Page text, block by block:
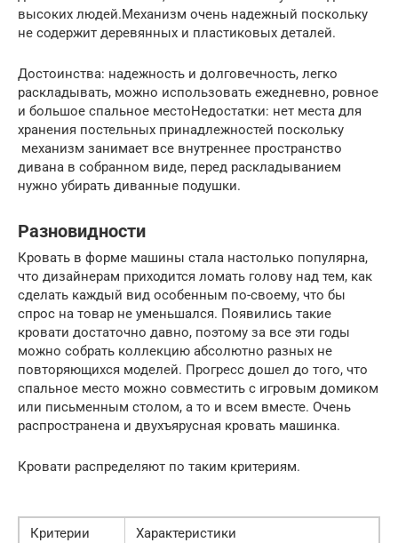
высоких людей.Механизм очень надежный поскольку
не содержит деревянных и пластиковых деталей.
Достоинства: надежность и долговечность, легко
раскладывать, можно использовать ежедневно, ровное
и большое спальное местоНедостатки: нет места для
хранения постельных принадлежностей поскольку
механизм занимает все внутреннее пространство
дивана в собранном виде, перед раскладыванием
нужно убирать диванные подушки.
Разновидности
Кровать в форме машины стала настолько популярна,
что дизайнерам приходится ломать голову над тем, как
сделать каждый вид особенным по-своему, что бы
спрос на товар не уменьшался. Появились такие
кровати достаточно давно, поэтому за все эти годы
можно собрать коллекцию абсолютно разных не
повторяющихся моделей. Прогресс дошел до того, что
спальное место можно совместить с игровым домиком
или письменным столом, а то и всем вместе. Очень
распространена и двухъярусная кровать машинка.
Кровати распределяют по таким критериям.
Критерии Характеристики